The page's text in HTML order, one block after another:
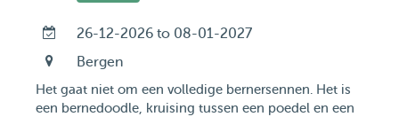
26-12-2026 to 08-01-2027
Bergen
Het gaat niet om een volledige bernersennen. Het is
een bernedoodle, kruising tussen een poedel en een